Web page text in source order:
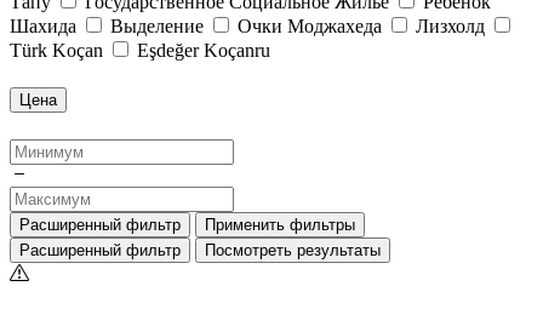
Шахида
Выделение Очки Моджахеда
Лизхолд
Türk Koçan
Eşdeğer Koçanru
Цена
Расширенный фильтр
Применить фильтры
Расширенный фильтр
Посмотреть результаты